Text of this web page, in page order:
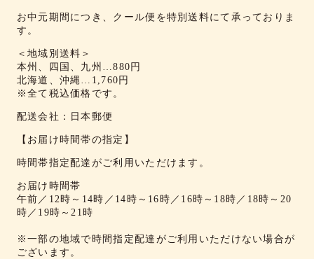
お中元期間につき、クール便を特別送料にて承っておりま
す。
＜地域別送料＞
本州、四国、九州…880円
北海道、沖縄…1,760円
※全て税込価格です。
配送会社：日本郵便
【お届け時間帯の指定】
時間帯指定配達がご利用いただけます。
お届け時間帯
午前／12時～14時／14時～16時／16時～18時／18時～20
時／19時～21時
※一部の地域で時間指定配達がご利用いただけない場合が
ございます。